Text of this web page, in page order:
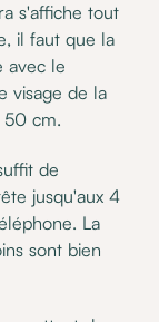
s'affiche tout
il faut que la
avec le
visage de la
50 cm.
de
jusqu'aux 4
La
sont bien